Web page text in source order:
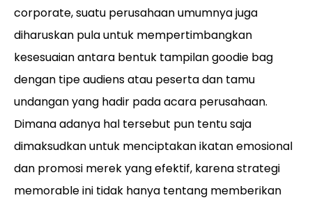
corporate, suatu perusahaan umumnya juga
diharuskan pula untuk mempertimbangkan
kesesuaian antara bentuk tampilan goodie bag
dengan tipe audiens atau peserta dan tamu
undangan yang hadir pada acara perusahaan.
Dimana adanya hal tersebut pun tentu saja
dimaksudkan untuk menciptakan ikatan emosional
dan promosi merek yang efektif, karena strategi
memorable ini tidak hanya tentang memberikan